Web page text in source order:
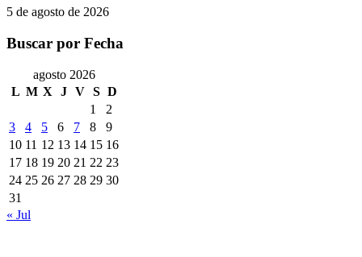
5 de agosto de 2026
Buscar por Fecha
agosto 2026
L M X J V S D
1
2
3
4 5 6 7 8
9
10 11 12 13 14 15 16
17 18 19 20 21 22 23
24 25 26 27 28 29 30
31
« Jul